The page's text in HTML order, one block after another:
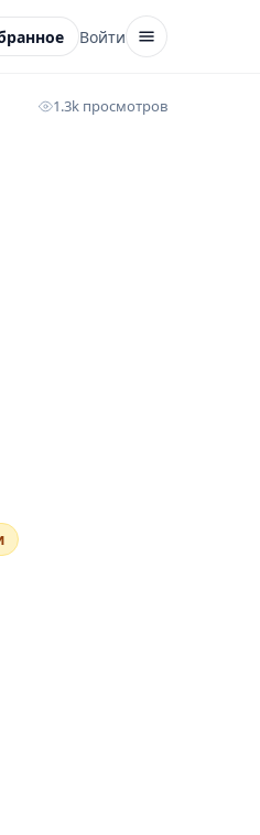
Войти
1.3k просмотров